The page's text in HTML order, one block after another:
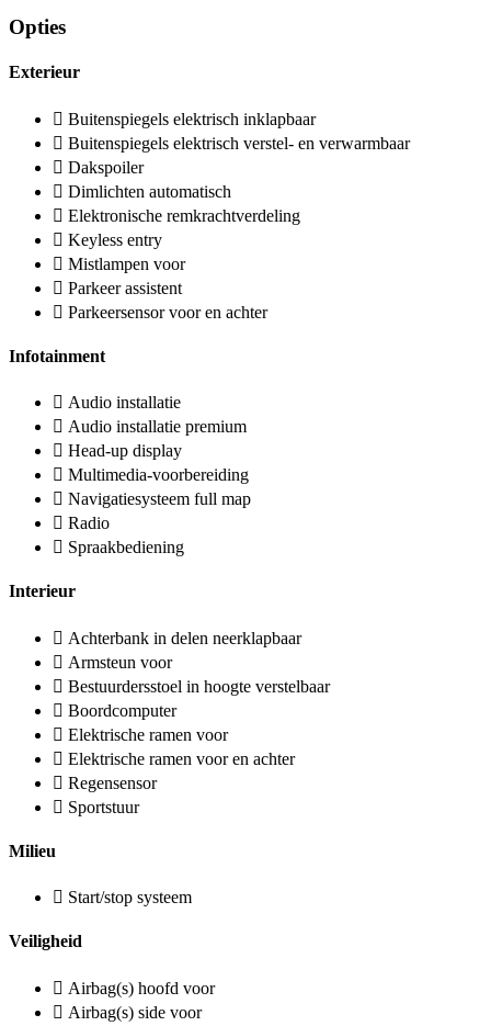
Opties
Exterieur
Buitenspiegels elektrisch inklapbaar
Buitenspiegels elektrisch verstel- en verwarmbaar
Dakspoiler
Dimlichten automatisch
Elektronische remkrachtverdeling
Keyless entry
Mistlampen voor
Parkeer assistent
Parkeersensor voor en achter
Infotainment
Audio installatie
Audio installatie premium
Head-up display
Multimedia-voorbereiding
Navigatiesysteem full map
Radio
Spraakbediening
Interieur
Achterbank in delen neerklapbaar
Armsteun voor
Bestuurdersstoel in hoogte verstelbaar
Boordcomputer
Elektrische ramen voor
Elektrische ramen voor en achter
Regensensor
Sportstuur
Milieu
Start/stop systeem
Veiligheid
Airbag(s) hoofd voor
Airbag(s) side voor